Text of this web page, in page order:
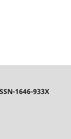
1646-933X